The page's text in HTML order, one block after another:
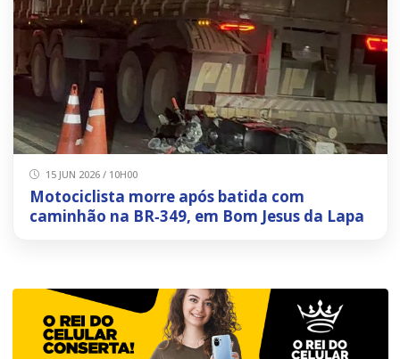
15 JUN 2026 / 10H00
Motociclista morre após batida com
caminhão na BR‑349, em Bom Jesus da Lapa